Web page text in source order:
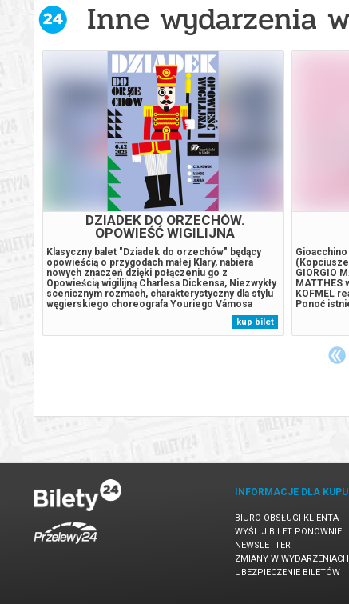
Inne wydarzenia
DZIADEK DO ORZECHÓW.
OPOWIEŚĆ WIGILIJNA
Klasyczny balet "Dziadek do orzechów" będący
opowieścią o przygodach małej Klary, nabiera
nowych znaczeń dzięki połączeniu go z
Opowieścią wigilijną Charlesa Dickensa, Niezwykły
scenicznym rozmach, charakterystyczny dla stylu
węgierskiego choreografa Youriego Vámosa
przejawia się zarówno w w bogatych kostiumach,
inscenizacyjnej. Wymagająca technicznie dla
kup bilet
GIORGIO
MATTHES
KOFMEL
Ponoć
Giorgio
wersją
czas
INFORMACJE DLA
BIURO OBSŁUGI KLIENTA
WYŚLIJ BILET PONOWNIE
NEWSLETTER
ZMIANY W WYDARZENIACH
UBEZPIECZENIE BILETÓW